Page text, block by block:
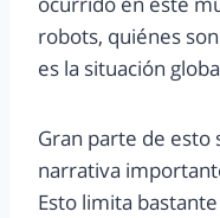
robots, quiénes
es la situación
Gran parte de esto
narrativa
Esto limita